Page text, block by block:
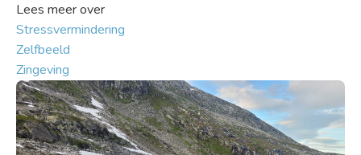
Lees meer over
Stressvermindering
Zelfbeeld
Zingeving